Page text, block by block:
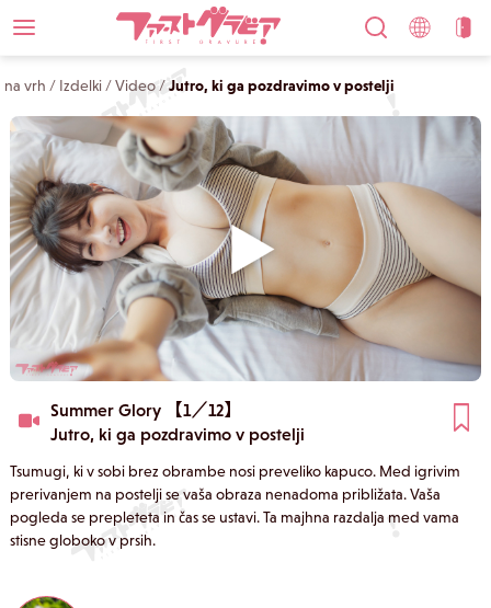
na vrh / Izdelki /Video /Jutro, ki ga pozdravimo v postelji
Summer Glory 【1／12】
Jutro, ki ga pozdravimo v postelji
Tsumugi, ki v sobi brez obrambe nosi preveliko kapuco. Med igrivim
prerivanjem na postelji se vaša obraza nenadoma približata. Vaša
pogleda se prepleteta in čas se ustavi. Ta majhna razdalja med vama
stisne globoko v prsih.